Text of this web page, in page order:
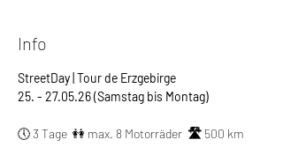
Info
StreetDay | Tour de Erzgebirge
25. - 27.05.26 (Samstag bis Montag)
🕔 3 Tage  👭 max. 8 Motorräder 🛣️ 500 km